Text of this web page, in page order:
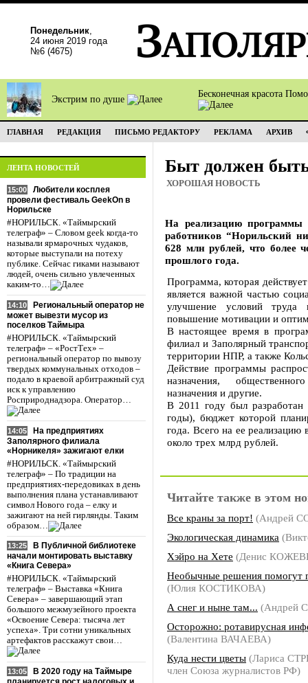
Понедельник,
24 июня 2019 года
№6 (4675)
Экстрим по душе
Бесконечная красота
ГЛАВНАЯ РЕДАКЦИЯ ПИСЬМО РЕДАКТОРУ РЕКЛАМА АРХИВ
ЛЕНТА НОВОСТЕЙ
15:00
Любители косплея
провели фестиваль GeekOn в
Норильске
#НОРИЛЬСК. «Таймырский
телеграф» – Словом geek когда-то
называли ярмарочных чудаков,
которые выступали на потеху
публике. Сейчас гиками называют
людей, очень сильно увлеченных
каким-то…
14:10
Региональный оператор не
может вывезти мусор из
поселков Таймыра
#НОРИЛЬСК. «Таймырский
телеграф» – «РостТех» –
региональный оператор по вывозу
твердых коммунальных отходов –
подало в краевой арбитражный суд
иск к управлению
Росприроднадзора. Оператор…
14:05
На предприятиях
Заполярного филиала
«Норникеля» зажигают елки
#НОРИЛЬСК. «Таймырский
телеграф» – По традиции на
предприятиях-передовиках в день
выполнения плана устанавливают
символ Нового года – елку и
зажигают на ней гирлянды. Таким
образом…
13:25
В Публичной библиотеке
начали монтировать выставку
«Книга Севера»
#НОРИЛЬСК. «Таймырский
телеграф» – Выставка «Книга
Севера» – завершающий этап
большого межмузейного проекта
«Освоение Севера: тысяча лет
успеха». Три сотни уникальных
артефактов расскажут свои…
13:05
В 2020 году на Таймыре
Быт должен
ХОРОШАЯ НОВОСТЬ
На реализацию программы
работников “Норильский
628 млн рублей, что более
прошлого года.
Программа, которая
является важной частью
улучшение условий труда
повышение мотивации и
В настоящее время в
филиал и Заполярный
территории НПР, а также
Действие программы
назначения,
назначения и другие.
В 2011 году был разработан
годы), бюджет которой
года. Всего на ее реализацию
около трех млрд рублей.
Читайте также в этом
Все краны за порт! (Андрей
Экологическая динамика
Хэйро на Хете (Денис
Необычные решения помогут
(Юлия КОСТИКОВА)
А снег и ныне там... (Андрей
Осторожно: ротавирусная
(Валентина ВАЧАЕВА)
Куда нести цветы (Лариса
член Союза журналистов РФ)